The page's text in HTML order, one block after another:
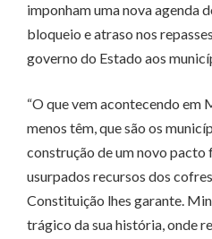
imponham uma nova agenda
bloqueio e atraso nos
governo do Estado aos
“O que vem acontecendo em
menos têm, que são os
construção de um novo pacto
usurpados recursos dos
Constituição lhes garante.
trágico da sua história, onde